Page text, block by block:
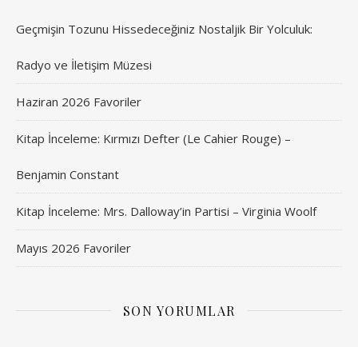
Geçmişin Tozunu Hissedeceğiniz Nostaljik Bir Yolculuk:
Radyo ve İletişim Müzesi
Haziran 2026 Favoriler
Kitap İnceleme: Kırmızı Defter (Le Cahier Rouge) –
Benjamin Constant
Kitap İnceleme: Mrs. Dalloway’in Partisi – Virginia Woolf
Mayıs 2026 Favoriler
SON YORUMLAR